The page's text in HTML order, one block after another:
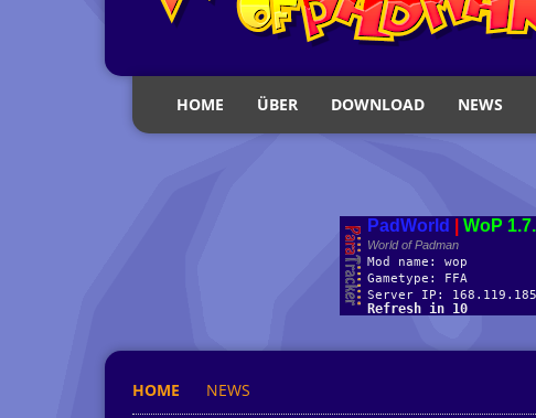
HOME ÜBER DOWNLOAD NEWS
HOME NEWS